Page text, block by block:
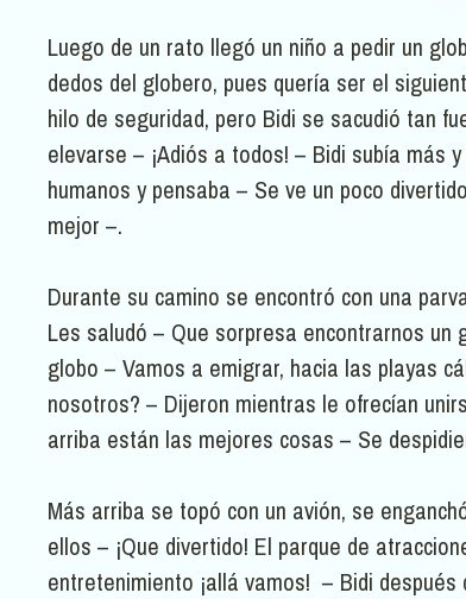
Luego de un rato llegó un niño a pedir un
dedos del globero, pues quería ser el
hilo de seguridad, pero Bidi se sacudió tan
elevarse – ¡Adiós a todos! – Bidi subía más
humanos y pensaba – Se ve un poco
mejor –.
Durante su camino se encontró con una
Les saludó – Que sorpresa encontrarnos
globo – Vamos a emigrar, hacia las playas
nosotros? – Dijeron mientras le ofrecían
arriba están las mejores cosas – Se
Más arriba se topó con un avión, se
ellos – ¡Que divertido! El parque de
entretenimiento ¡allá vamos! – Bidi